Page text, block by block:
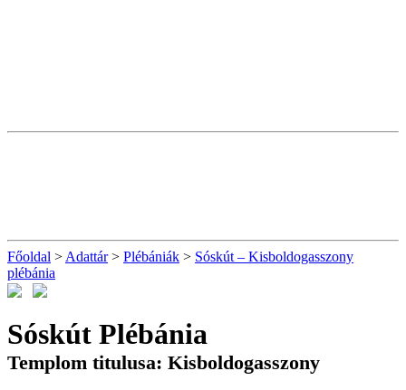
Főoldal > Adattár> Plébániák > Sóskút – Kisboldogasszony
plébánia
Sóskút Plébánia
Templom titulusa: Kisboldogasszony